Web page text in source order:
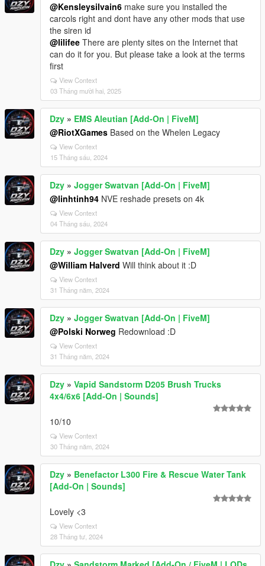
@Kensleysilvain6 make sure you installed the
carcols right and dont have any other mods that use
the siren id
@lilifee There are plenty sites on the Internet that
can do it for you. But please take a look at the terms
first
View Context
03 Tháng mười hai, 2025
Dzy » EMS Aleutian [Add-On | FiveM]
@RiotXGames Based on the Whelen Legacy
View Context
15 Tháng sáu, 2024
Dzy » Jogger Swatvan [Add-On | FiveM]
@linhtinh94 NVE reshade presets on 4k
View Context
04 Tháng sáu, 2024
Dzy » Jogger Swatvan [Add-On | FiveM]
@William Halverd Will think about it :D
View Context
31 Tháng năm, 2024
Dzy » Jogger Swatvan [Add-On | FiveM]
@Polski Norweg Redownload :D
View Context
31 Tháng năm, 2024
Dzy » Vapid Sandstorm D205 Brush Trucks
4x4/6x6 [Add-On | Sounds]
10/10
View Context
30 Tháng năm, 2024
Dzy » Benefactor L300 Fire & Rescue Water Tank
[Add-On | Sounds]
Lovely <3
View Context
28 Tháng tư, 2024